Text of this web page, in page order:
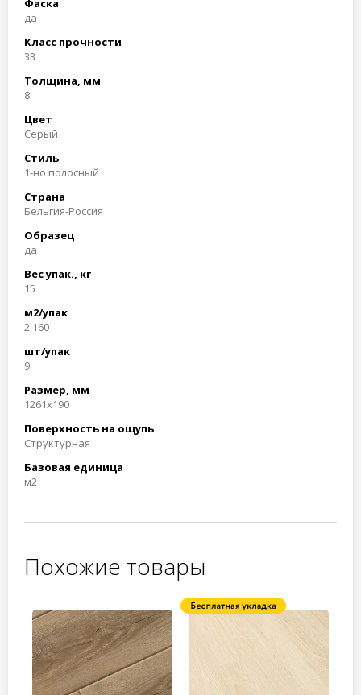
Фаска
да
Класс прочности
33
Толщина, мм
8
Цвет
Cерый
Стиль
1-но полосный
Страна
Бельгия-Россия
Образец
да
Вес упак., кг
15
м2/упак
2.160
шт/упак
9
Размер, мм
1261x190
Поверхность на ощупь
Структурная
Базовая единица
м2
Похожие товары